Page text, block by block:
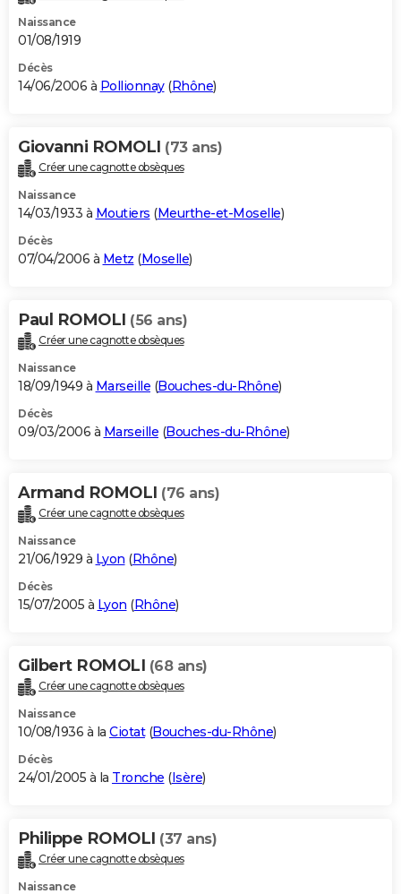
Naissance
01/08/1919
Décès
14/06/2006 à Pollionnay(Rhône)
Giovanni ROMOLI (73 ans)
Créer une cagnotte obsèques
Naissance
14/03/1933 à Moutiers (Meurthe-et-Moselle)
Décès
07/04/2006 à Metz (Moselle)
Paul ROMOLI (56 ans)
Créer une cagnotte obsèques
Naissance
18/09/1949 à Marseille (Bouches-du-Rhône)
Décès
09/03/2006 à Marseille (Bouches-du-Rhône)
Armand ROMOLI (76 ans)
Créer une cagnotte obsèques
Naissance
21/06/1929 à Lyon (Rhône)
Décès
15/07/2005 à Lyon (Rhône)
Gilbert ROMOLI (68 ans)
Créer une cagnotte obsèques
Naissance
10/08/1936 à la Ciotat(Bouches-du-Rhône)
Décès
24/01/2005 à la Tronche (Isère)
Philippe ROMOLI (37 ans)
Créer une cagnotte obsèques
Naissance